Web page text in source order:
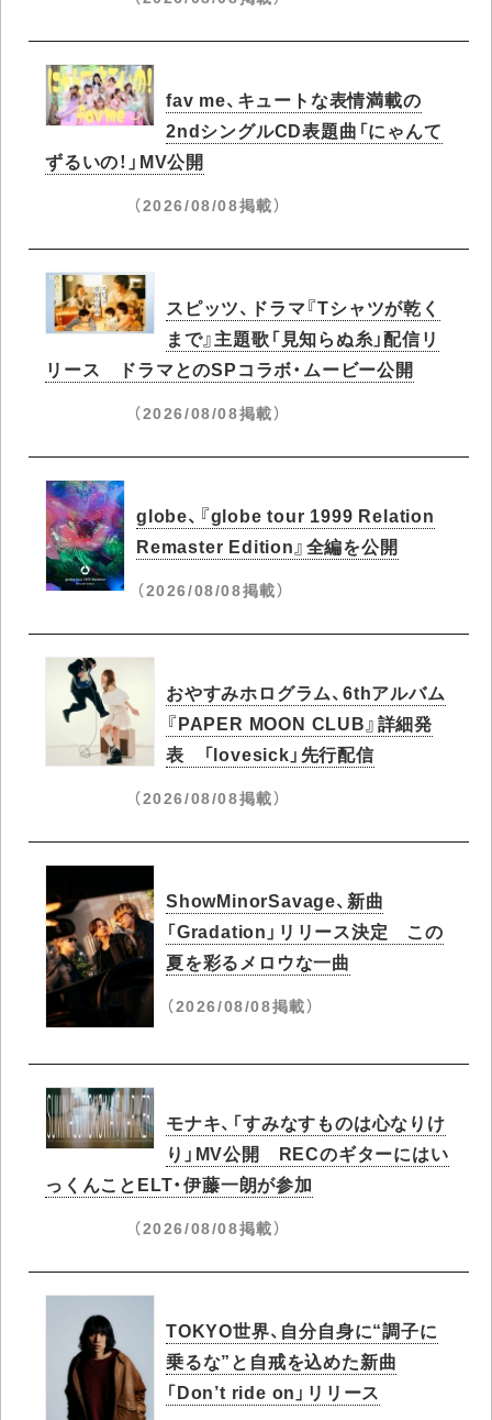
fav me、キュートな表情満載の
2ndシングルCD表題曲「にゃんて
ずるいの！」MV公開
（2026/08/08掲載）
スピッツ、ドラマ『Tシャツが乾く
まで』主題歌「見知らぬ糸」配信リ
リース ドラマとのSPコラボ・ムービー公開
（2026/08/08掲載）
globe、『globe tour 1999 Relation
Remaster Edition』全編を公開
（2026/08/08掲載）
おやすみホログラム、6thアルバム
『PAPER MOON CLUB』詳細発
表 「lovesick」先行配信
（2026/08/08掲載）
ShowMinorSavage、新曲
「Gradation」リリース決定 この
夏を彩るメロウな一曲
（2026/08/08掲載）
モナキ、「すみなすものは心なりけ
り」MV公開 RECのギターにはい
っくんことELT・伊藤一朗が参加
（2026/08/08掲載）
TOKYO世界、自分自身に“調子に
乗るな”と自戒を込めた新曲
「Don’t ride on」リリース